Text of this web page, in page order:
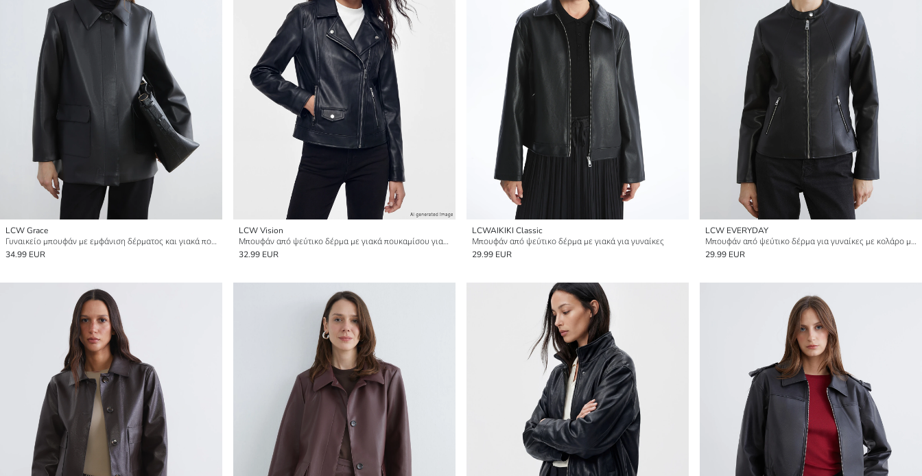
LCW Grace
Γυναικείο μπουφάν με εμφάνιση δέρματος και γιακά πουκαμίσου
34.99 EUR
LCW Vision
Μπουφάν από ψεύτικο δέρμα με γιακά πουκαμίσου για γυναίκες
32.99 EUR
LCWAIKIKI Classic
Μπουφάν από ψεύτικο δέρμα με γιακά για γυναίκες
29.99 EUR
LCW EVERYDAY
Μπουφάν από ψεύτικο δέρμα για γυναίκες με κολάρο μπάντα
29.99 EUR